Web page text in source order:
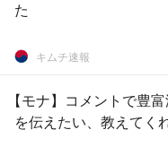
た
キムチ速報
【モナ】コメントで豊
を伝えたい、教えてく